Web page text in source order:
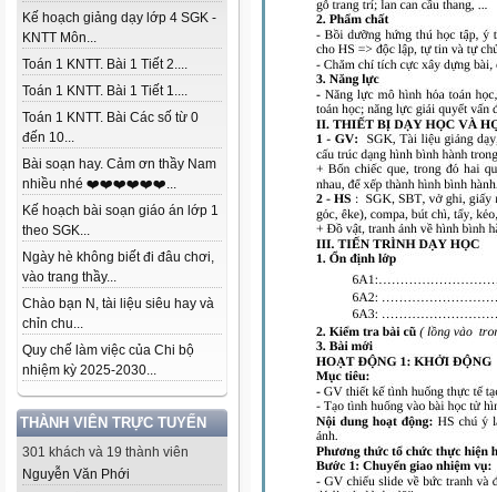
Kế hoạch giảng dạy lớp 4 SGK -
KNTT Môn...
Toán 1 KNTT. Bài 1 Tiết 2....
Toán 1 KNTT. Bài 1 Tiết 1....
Toán 1 KNTT. Bài Các số từ 0
đến 10...
Bài soạn hay. Cảm ơn thầy Nam
nhiều nhé ❤️❤️❤️❤️❤️❤️...
Kế hoạch bài soạn giáo án lớp 1
theo SGK...
Ngày hè không biết đi đâu chơi,
vào trang thầy...
Chào bạn N, tài liệu siêu hay và
chỉn chu...
Quy chế làm việc của Chi bộ
nhiệm kỳ 2025-2030...
THÀNH VIÊN TRỰC TUYẾN
301 khách và 19 thành viên
Nguyễn Văn Phới